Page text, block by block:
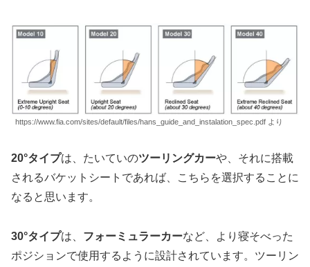
https://www.fia.com/sites/default/files/hans_guide_and_instalation_spec.pdf より
20°タイプは、たいていのツーリングカーや、それに搭載
されるバケットシートであれば、こちらを選択することに
なると思います。
30°タイプは、 フォーミュラーカーなど、より寝そべった
ポジションで使用するように設計されています。ツーリン